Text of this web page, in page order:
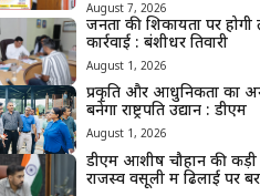
August 7, 2026
जनता की शिकायतों पर
कार्रवाई : बंशीधर तिवारी
August 1, 2026
प्रकृति और आधुनिकता का
बनेगा राष्ट्रपति उद्यान : डीएम
August 1, 2026
डीएम आशीष चौहान की कड़ी
राजस्व वसूली में ढिलाई पर